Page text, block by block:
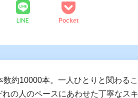
LINE Pocket
数約10000本。一人ひとりと関わるこ
の人のペースにあわせた丁寧なスキ